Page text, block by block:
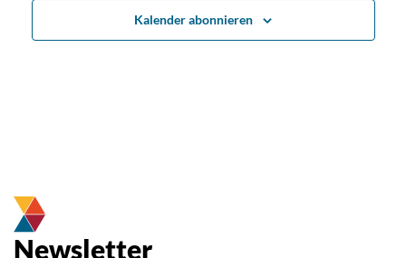
Kalender abonnieren
Newsletter